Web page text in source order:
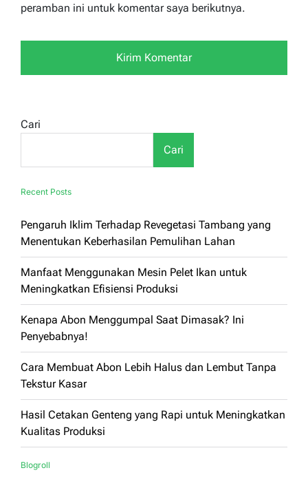
peramban ini untuk komentar saya berikutnya.
Cari
Cari
Recent Posts
Pengaruh Iklim Terhadap Revegetasi Tambang yang
Menentukan Keberhasilan Pemulihan Lahan
Manfaat Menggunakan Mesin Pelet Ikan untuk
Meningkatkan Efisiensi Produksi
Kenapa Abon Menggumpal Saat Dimasak? Ini
Penyebabnya!
Cara Membuat Abon Lebih Halus dan Lembut Tanpa
Tekstur Kasar
Hasil Cetakan Genteng yang Rapi untuk Meningkatkan
Kualitas Produksi
Blogroll